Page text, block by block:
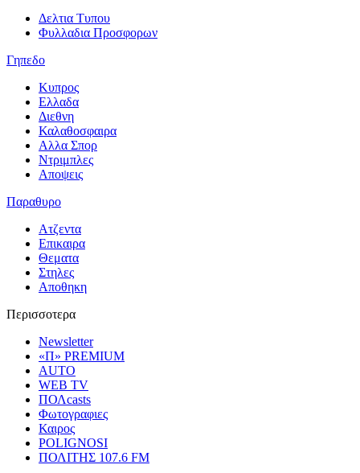
Δελτια Τυπου
Φυλλαδια Προσφορων
Γηπεδο
Κυπρος
Ελλαδα
Διεθνη
Καλαθοσφαιρα
Αλλα Σπορ
Ντριμπλες
Αποψεις
Παραθυρο
Ατζεντα
Επικαιρα
Θεματα
Στηλες
Αποθηκη
Περισσοτερα
Newsletter
«Π» PREMIUM
AUTO
WEB TV
ΠΟΛcasts
Φωτογραφιες
Καιρος
POLIGNOSI
ΠΟΛΙΤΗΣ 107.6 FM